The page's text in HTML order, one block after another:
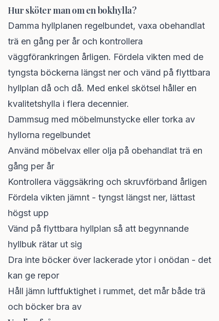
Hur sköter man om en bokhylla?
Damma hyllplanen regelbundet, vaxa obehandlat
trä en gång per år och kontrollera
väggförankringen årligen. Fördela vikten med de
tyngsta böckerna längst ner och vänd på flyttbara
hyllplan då och då. Med enkel skötsel håller en
kvalitetshylla i flera decennier.
Dammsug med möbelmunstycke eller torka av
hyllorna regelbundet
Använd möbelvax eller olja på obehandlat trä en
gång per år
Kontrollera väggsäkring och skruvförband årligen
Fördela vikten jämnt - tyngst längst ner, lättast
högst upp
Vänd på flyttbara hyllplan så att begynnande
hyllbuk rätar ut sig
Dra inte böcker över lackerade ytor i onödan - det
kan ge repor
Håll jämn luftfuktighet i rummet, det mår både trä
och böcker bra av